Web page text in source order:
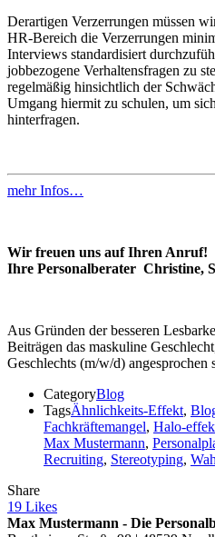
Derartigen Verzerrungen müssen
HR-Bereich die Verzerrungen
Interviews standardisiert
jobbezogene Verhaltensfragen zu
regelmäßig hinsichtlich der
Umgang hiermit zu schulen, um
hinterfragen.
mehr Infos…
Wir freuen uns auf Ihren Anruf!
Ihre Personalberater Christine,
Aus Gründen der besseren
Beiträgen das maskuline
Geschlechts (m/w/d) angesprochen
CategoryBlog
TagsÄhnlichkeits-Effekt,
Fachkräftemangel, Halo-
Max Mustermann,
Recruiting, Stereotyping,
Share
19 Likes
Max Mustermann - Die